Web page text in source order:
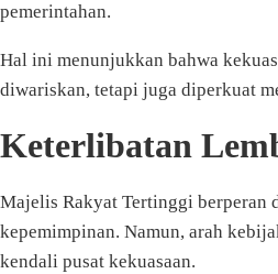
pemerintahan.
Hal ini menunjukkan bahwa
diwariskan, tetapi juga diperkuat
Keterlibatan
Majelis Rakyat Tertinggi berperan
kepemimpinan. Namun, arah
kendali pusat kekuasaan.